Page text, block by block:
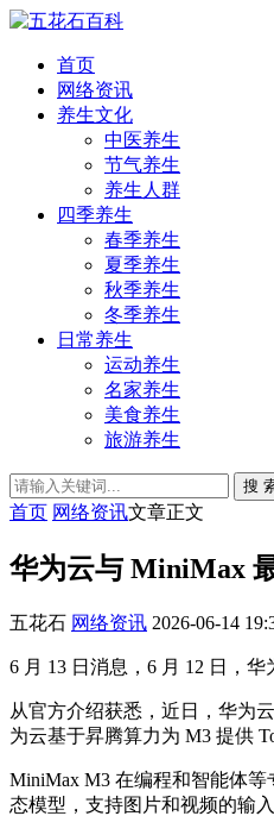
首页
网络资讯
养生文化
中医养生
节气养生
养生人群
四季养生
春季养生
夏季养生
秋季养生
冬季养生
日常养生
运动养生
名家养生
美食养生
旅游养生
搜
首页 网络资讯文章正文
华为云与 MiniMax
五花石 网络资讯 2026-06-14
6 月 13 日消息，6 月 12 日，
从官方介绍获悉，近日，华为
为云基于昇腾算力为 M3 提供
MiniMax M3 在编程和智能体
态模型，支持图片和视频的输